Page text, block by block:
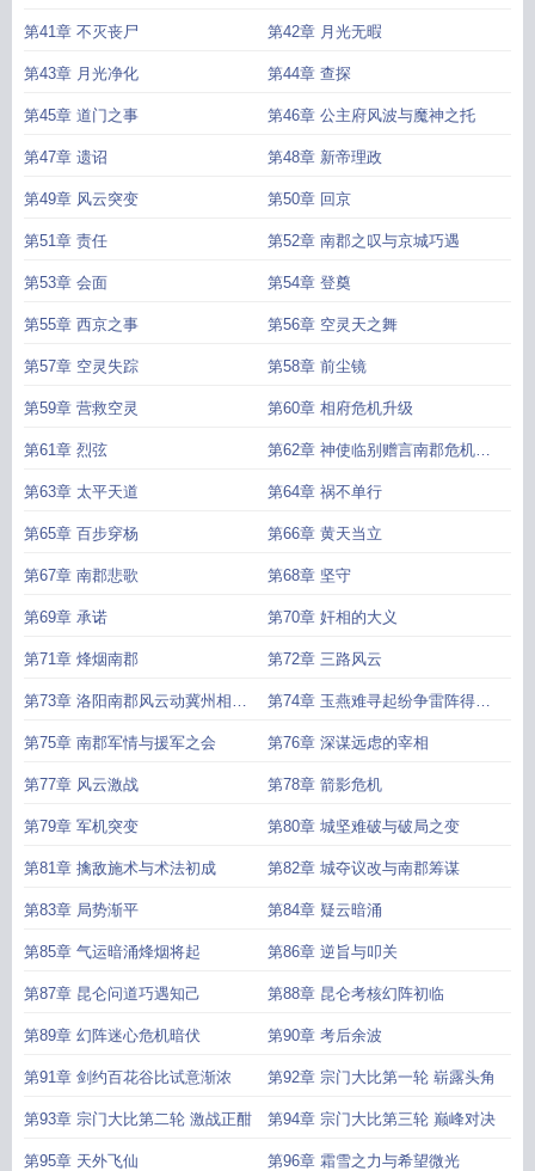
第41章 不灭丧尸 第42章 月光无暇
第43章 月光净化 第44章 查探
第45章 道门之事 第46章 公主府风波与魔神之托
第47章 遗诏 第48章 新帝理政
第49章 风云突变 第50章 回京
第51章 责任 第52章 南郡之叹与京城巧遇
第53章 会面 第54章 登奠
第55章 西京之事 第56章 空灵天之舞
第57章 空灵失踪 第58章 前尘镜
第59章 营救空灵 第60章 相府危机升级
第61章 烈弦 第62章 神使临别赠言南郡危机将
临
第63章 太平天道 第64章 祸不单行
第65章 百步穿杨 第66章 黄天当立
第67章 南郡悲歌 第68章 坚守
第69章 承诺 第70章 奸相的大义
第71章 烽烟南郡 第72章 三路风云
第73章 洛阳南郡风云动冀州相逢
圣女临
第74章 玉燕难寻起纷争雷阵得破
觅踪迹
第75章 南郡军情与援军之会 第76章 深谋远虑的宰相
第77章 风云激战 第78章 箭影危机
第79章 军机突变 第80章 城坚难破与破局之变
第81章 擒敌施术与术法初成 第82章 城夺议改与南郡筹谋
第83章 局势渐平 第84章 疑云暗涌
第85章 气运暗涌烽烟将起 第86章 逆旨与叩关
第87章 昆仑问道巧遇知己 第88章 昆仑考核幻阵初临
第89章 幻阵迷心危机暗伏 第90章 考后余波
第91章 剑约百花谷比试意渐浓 第92章 宗门大比第一轮 崭露头角
第93章 宗门大比第二轮 激战正酣 第94章 宗门大比第三轮 巅峰对决
第95章 天外飞仙 第96章 霜雪之力与希望微光